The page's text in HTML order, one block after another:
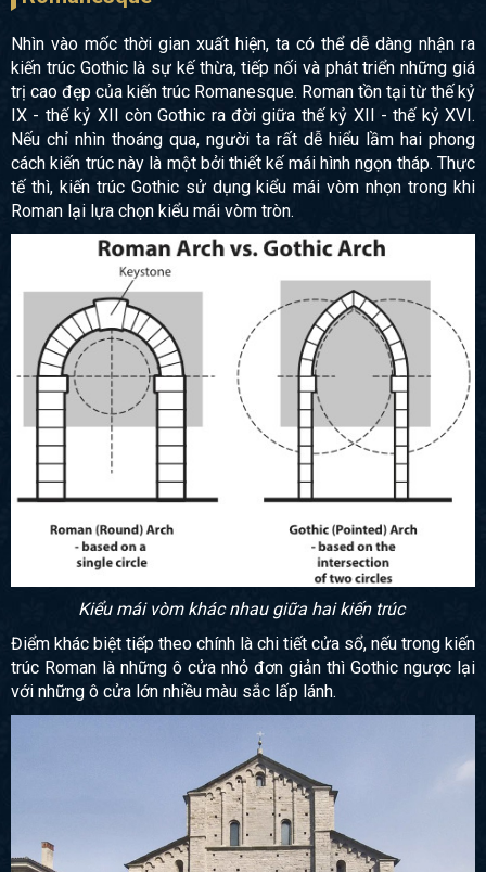
Nhìn vào mốc thời gian xuất hiện, ta có thể dễ dàng nhận ra
kiến trúc Gothic là sự kế thừa, tiếp nối và phát triển những giá
trị cao đẹp của kiến trúc Romanesque. Roman tồn tại từ thế kỷ
IX - thế kỷ XII còn Gothic ra đời giữa thế kỷ XII - thế kỷ XVI.
Nếu chỉ nhìn thoáng qua, người ta rất dễ hiểu lầm hai phong
cách kiến trúc này là một bởi thiết kế mái hình ngọn tháp. Thực
tế thì, kiến trúc Gothic sử dụng kiểu mái vòm nhọn trong khi
Roman lại lựa chọn kiểu mái vòm tròn.
Kiểu mái vòm khác nhau giữa hai kiến trúc
Điểm khác biệt tiếp theo chính là chi tiết cửa sổ, nếu trong kiến
trúc Roman là những ô cửa nhỏ đơn giản thì Gothic ngược lại
với những ô cửa lớn nhiều màu sắc lấp lánh.